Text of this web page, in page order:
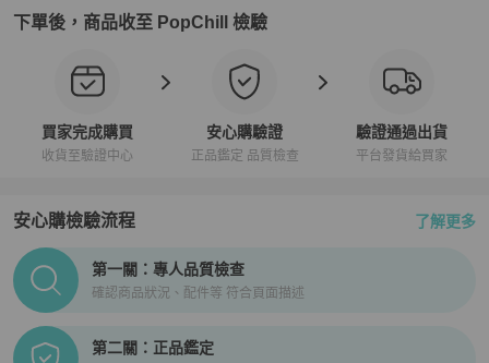
下單後，商品收至 PopChill 檢驗
買家完成購買
收貨至驗證中心
安心購驗證
正品鑑定 品質檢查
驗證通過出貨
平台發貨給買家
安心購檢驗流程 了解更多
PopChill拍拍圈正品驗證、安心購檢驗流程介紹
第一關：專人品質檢查
確認商品狀況、配件等 符合頁面描述
第二關：正品鑑定